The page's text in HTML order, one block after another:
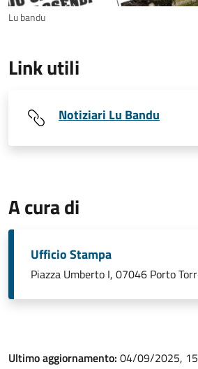
Lu bandu
Link utili
Notiziari Lu Bandu
A cura di
Ufficio Stampa
Piazza Umberto I, 07046 Porto
Ultimo aggiornamento: 04/09/2025,